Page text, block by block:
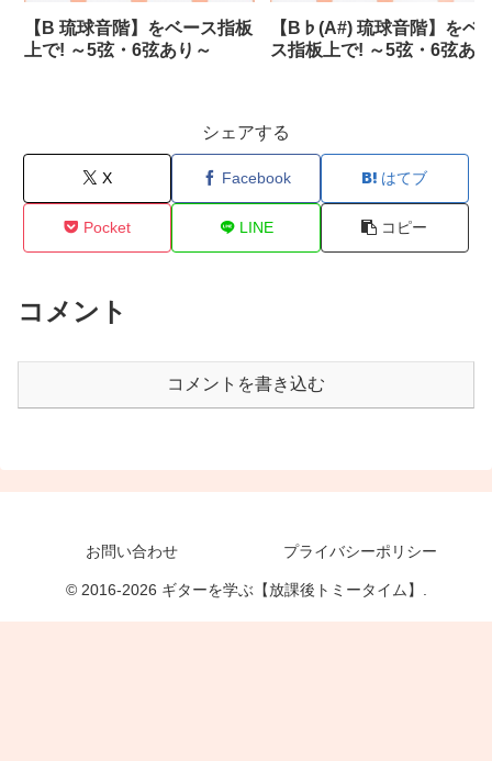
【B 琉球音階】をベース指板
上で! ～5弦・6弦あり～
【B♭(A#) 琉球音階】をベ
ス指板上で! ～5弦・6弦あり
シェアする
X Facebook はてブ
Pocket LINE コピー
コメント
コメントを書き込む
お問い合わせ プライバシーポリシー
© 2016-2026 ギターを学ぶ【放課後トミータイム】.